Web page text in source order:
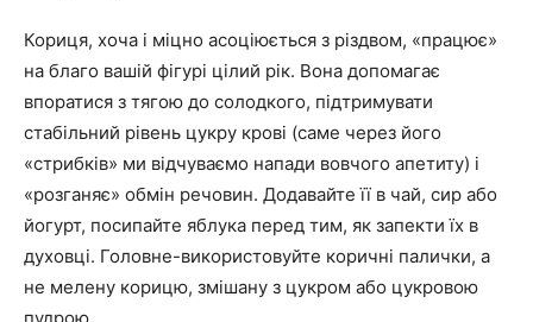
Кориця, хоча і міцно асоціюється з різдвом, «працює»
на благо вашій фігурі цілий рік. Вона допомагає
впоратися з тягою до солодкого, підтримувати
стабільний рівень цукру крові (саме через його
«стрибків» ми відчуваємо напади вовчого апетиту) і
«розганяє» обмін речовин. Додавайте її в чай, сир або
йогурт, посипайте яблука перед тим, як запекти їх в
духовці. Головне-використовуйте коричні палички, а
не мелену корицю, змішану з цукром або цукровою